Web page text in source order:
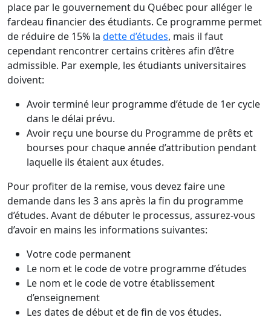
place par le gouvernement du Québec pour alléger le
fardeau financier des étudiants. Ce programme permet
de réduire de 15% la dette d’études, mais il faut
cependant rencontrer certains critères afin d’être
admissible. Par exemple, les étudiants universitaires
doivent:
Avoir terminé leur programme d’étude de 1er cycle
dans le délai prévu.
Avoir reçu une bourse du Programme de prêts et
bourses pour chaque année d’attribution pendant
laquelle ils étaient aux études.
Pour profiter de la remise, vous devez faire une
demande dans les 3 ans après la fin du programme
d’études. Avant de débuter le processus, assurez-vous
d’avoir en mains les informations suivantes:
Votre code permanent
Le nom et le code de votre programme d’études
Le nom et le code de votre établissement
d’enseignement
Les dates de début et de fin de vos études.